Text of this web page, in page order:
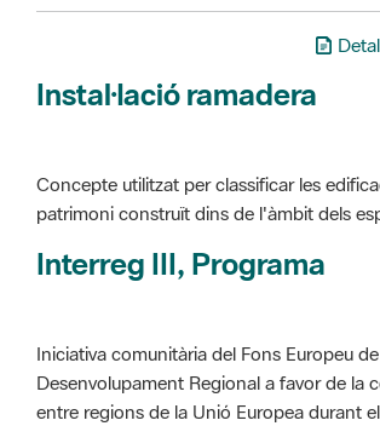
Instal·lació ramadera
Concepte utilitzat per classificar les
patrimoni construït dins de l'àmbit dels
Interreg III, Programa
Iniciativa comunitària del Fons Europeu de
Desenvolupament Regional a favor de la
entre regions de la Unió Europea durant